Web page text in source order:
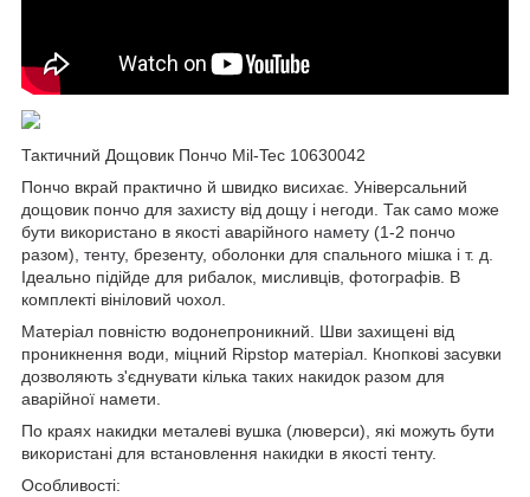
Тактичний Дощовик Пончо Mil-Tec 10630042
Пончо вкрай практично й швидко висихає. Універсальний
дощовик пончо для захисту від дощу і негоди. Так само може
бути використано в якості аварійного намету (1-2 пончо
разом), тенту, брезенту, оболонки для спального мішка і т. д.
Ідеально підійде для рибалок, мисливців, фотографів. В
комплекті вініловий чохол.
Матеріал повністю водонепроникний. Шви захищені від
проникнення води, міцний Ripstop матеріал. Кнопкові засувки
дозволяють з'єднувати кілька таких накидок разом для
аварійної намети.
По краях накидки металеві вушка (люверси), які можуть бути
використані для встановлення накидки в якості тенту.
Особливості: